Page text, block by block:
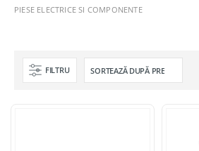
PIESE ELECTRICE SI COMPONENTE
FILTRU